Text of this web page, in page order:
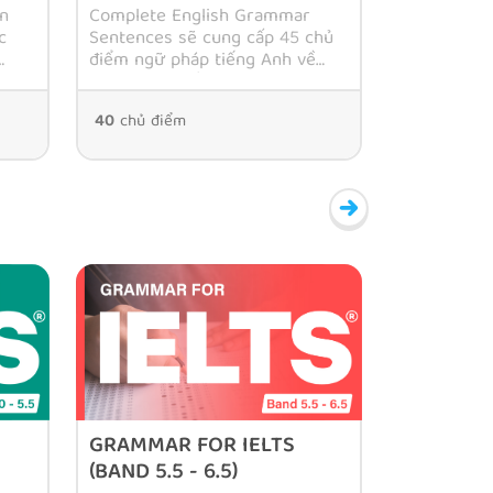
Complete English Grammar
Sentences sẽ cung cấp 45 chủ
điểm ngữ pháp tiếng Anh về
cụm, mệnh đề và câu phù hợp
với giải thích ngắn gọn, rõ ràng,
dễ hiểu.
40chủ điểm
GRAMMAR FOR IELTS
(BAND 5.5 - 6.5)